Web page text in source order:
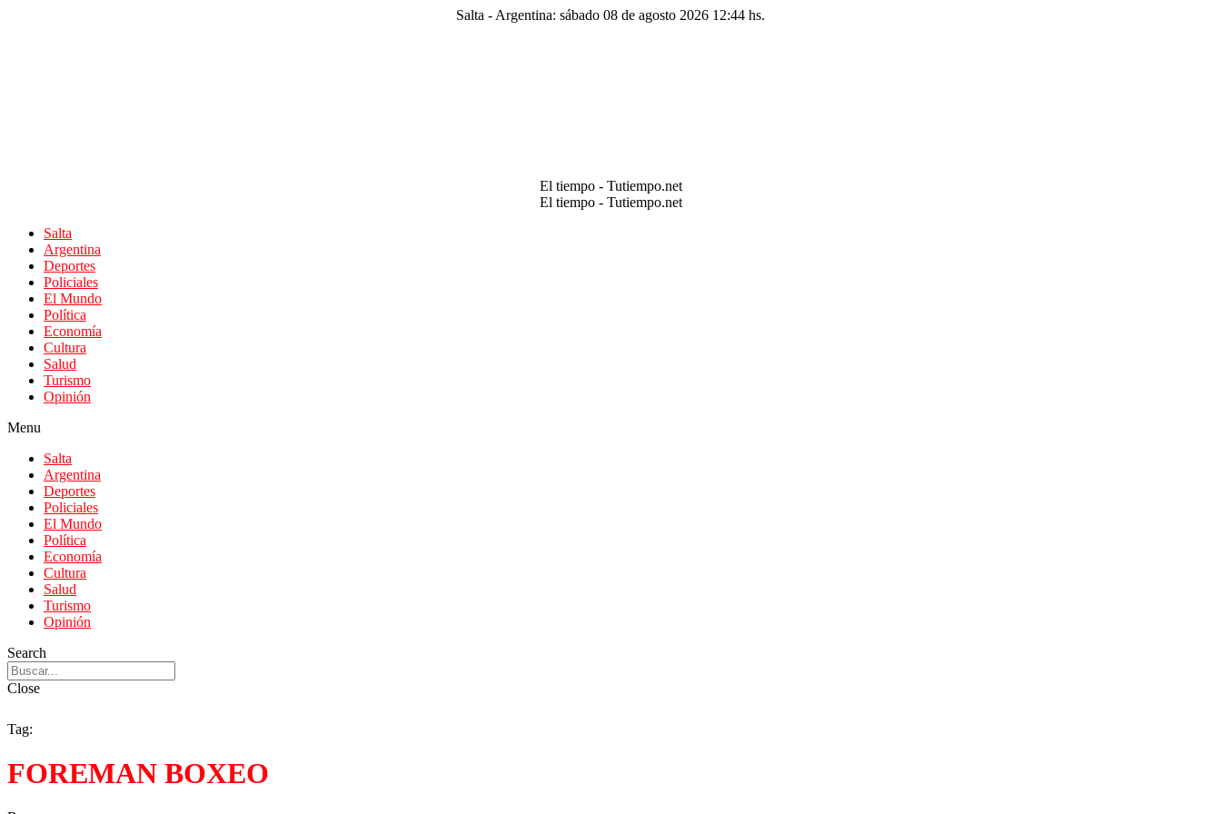
Salta - Argentina: sábado 08 de agosto 2026 12:44 hs.
El tiempo - Tutiempo.net
El tiempo - Tutiempo.net
Salta
Argentina
Deportes
Policiales
El Mundo
Política
Economía
Cultura
Salud
Turismo
Opinión
Menu
Salta
Argentina
Deportes
Policiales
El Mundo
Política
Economía
Cultura
Salud
Turismo
Opinión
Search
Close
Tag:
FOREMAN BOXEO